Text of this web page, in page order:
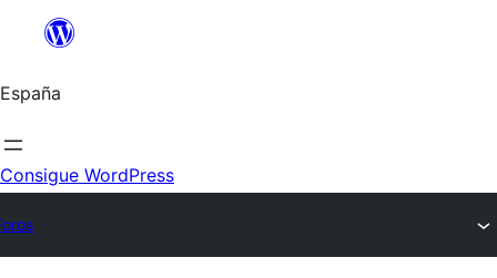
Saltar
contenido
España
Consigue WordPress